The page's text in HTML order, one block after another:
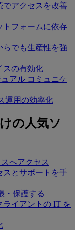
でアクセスを改善
トフォームに依存
らでも生産性を強
スの有効化
アル コミュニケ
運用の効率化
の人気ソ
へアクセス
スとサポートを手
・保護する
ライアントの IT を